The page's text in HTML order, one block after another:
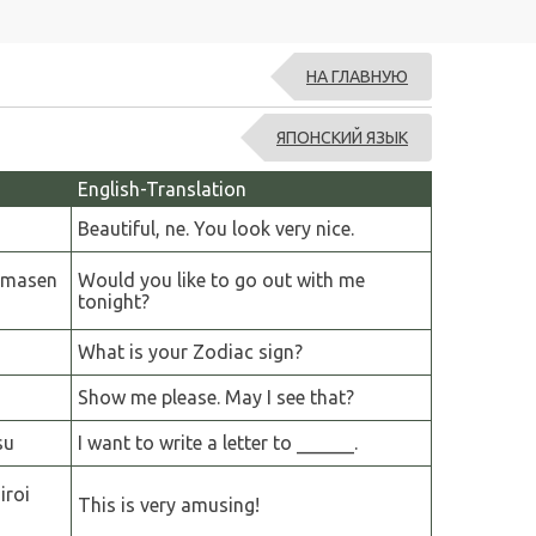
НА ГЛАВНУЮ
ЯПОНСКИЙ ЯЗЫК
English-Translation
Beautiful, ne. You look very nice.
Would you like to go out with me
tonight?
What is your Zodiac sign?
Show me please. May I see that?
I want to write a letter to ______.
This is very amusing!